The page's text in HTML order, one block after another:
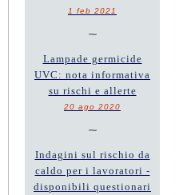
1 feb 2021
~
Lampade germicide
UVC: nota informativa
su rischi e allerte
20 ago 2020
~
Indagini sul rischio da
caldo per i lavoratori -
disponibili questionari